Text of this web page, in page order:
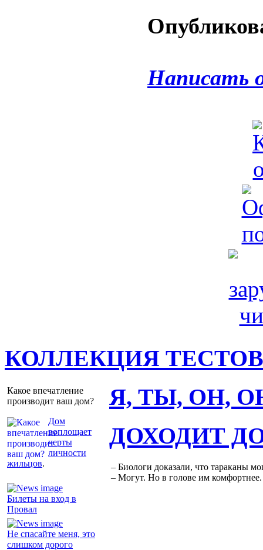
Написать
КОЛЛЕКЦИЯ ТЕСТОВ
Какое впечатление
производит ваш дом?
Дом
воплощает
черты
личности
жильцов.
Я, ТЫ, ОН,
Билеты на вход в
Провал
Не спасайте меня, это
слишком дорого
ДОХОДИТ
– Биологи доказали, что тараканы
– Могут. Но в голове им комфортнее.